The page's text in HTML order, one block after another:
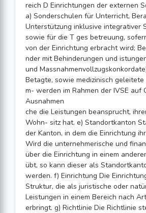
reich D Einrichtungen der externen
a) Sonderschulen für Unterricht,
Unterstützung inklusive integrativer
sowie für die T ges betreuung,
von der Einrichtung erbracht wird;
nder mit Behinderungen und
und
Betagte, sowie medizinisch
m- werden im Rahmen der IVSE auf
Ausnahmen
che die Leistungen beansprucht,
Wohn- sitz hat. e) Standortkanton
der Kanton, in dem die Einrichtung
Wird die unternehmerische und
über die Einrichtung in einem
übt, so kann dieser als
werden. f) Einrichtung Die
Struktur, die als juristische oder
Leistungen in einem Bereich nach
erbringt. g) Richtlinie Die Richtlinie